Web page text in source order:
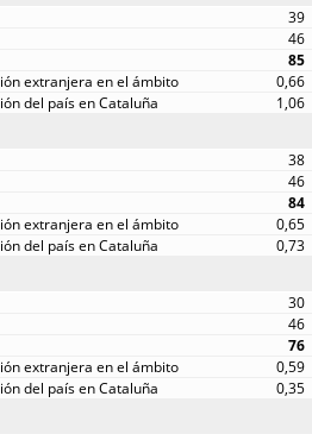
39
46
85
0,66
1,06
38
46
84
0,65
0,73
30
46
76
0,59
0,35